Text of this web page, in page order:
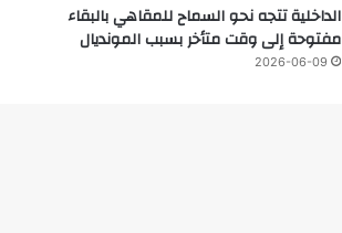
الداخلية تتجه نحو السماح للمقاهي بالبقاء
مفتوحة إلى وقت متأخر بسبب المونديال
2026-06-09